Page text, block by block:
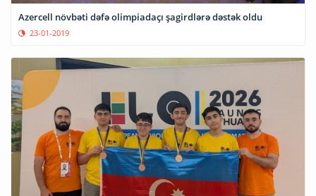
Azercell növbəti dəfə olimpiadaçı şagirdlərə dəstək oldu
23-01-2019